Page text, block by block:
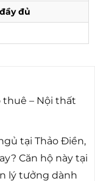
đủ
thuê – Nội thất
tại Thảo Điền,
Căn hộ này tại
lý tưởng dành